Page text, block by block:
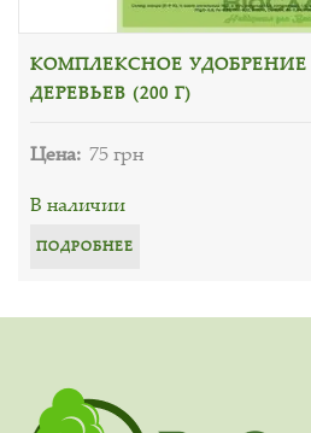
КОМПЛЕКСНОЕ
ДЕРЕВЬЕВ (200 Г)
Цена: 75 грн
В наличии
ПОДРОБНЕЕ